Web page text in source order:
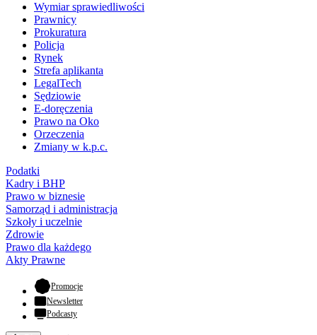
Wymiar sprawiedliwości
Prawnicy
Prokuratura
Policja
Rynek
Strefa aplikanta
LegalTech
Sędziowie
E-doręczenia
Prawo na Oko
Orzeczenia
Zmiany w k.p.c.
Podatki
Kadry i BHP
Prawo w biznesie
Samorząd i administracja
Szkoły i uczelnie
Zdrowie
Prawo dla każdego
Akty Prawne
Promocje- otwiera się w nowej karcie
Newsletter
Podcasty